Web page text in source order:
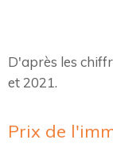
D'après les
et 2021.
Prix de